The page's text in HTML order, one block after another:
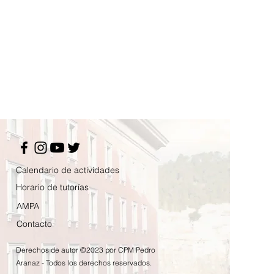
Calendario de actividades
Horario de tutorías
AMPA
Contacto
Derechos de autor ©2023 por CPM Pedro
Aranaz - Todos los derechos reservados.